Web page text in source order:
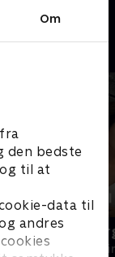
Om
den bedste
til at
data til
andres
Mord i
Krimi &